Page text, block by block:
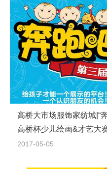
高桥大市场服饰家纺城
高桥杯少儿绘画&才艺大
2017-05-05